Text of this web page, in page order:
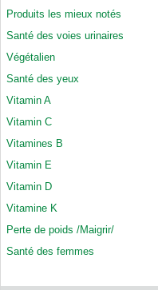
Produits les mieux notés
Santé des voies urinaires
Végétalien
Santé des yeux
Vitamin A
Vitamin C
Vitamines B
Vitamin E
Vitamin D
Vitamine K
Perte de poids /Maigrir/
Santé des femmes